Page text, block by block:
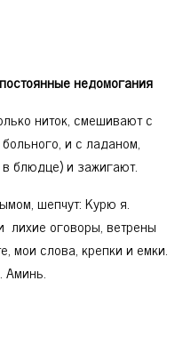
недомогания
ниток, смешивают с
и с ладаном,
блюдце) и зажигают.
шепчут: Курю я.
лихие оговоры, ветрены
мои слова, крепки и емки.
Аминь.